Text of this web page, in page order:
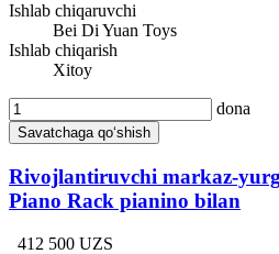
Ishlab chiqaruvchi
Bei Di Yuan Toys
Ishlab chiqarish
Xitoy
dona
Savatchaga qo‘shish
Rivojlantiruvchi markaz-
Piano Rack pianino bilan
412 500 UZS